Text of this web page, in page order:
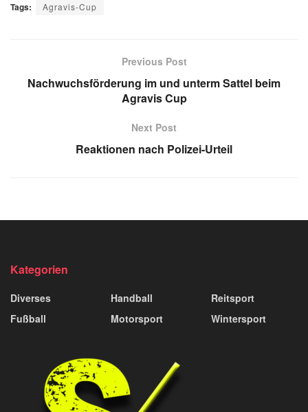
Tags: Agravis-Cup
Previous Post
Nachwuchsförderung im und unterm Sattel beim
Agravis Cup
Next Post
Reaktionen nach Polizei-Urteil
Kategorien
Diverses
Fußball
Handball
Motorsport
Reitsport
Wintersport